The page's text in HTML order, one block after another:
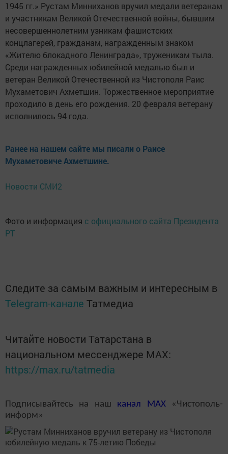
1945 гг.» Рустам Минниханов вручил медали ветеранам
и участникам Великой Отечественной войны, бывшим
несовершеннолетним узникам фашистских
концлагерей, гражданам, награжденным знаком
«Жителю блокадного Ленинграда», труженикам тыла.
Среди награжденных юбилейной медалью был и
ветеран Великой Отечественной из Чистополя Раис
Мухаметович Ахметшин. Торжественное мероприятие
проходило в день его рождения. 20 февраля ветерану
исполнилось 94 года.
Ранее на нашем сайте мы писали о Раисе
Мухаметовиче Ахметшине.
Новости СМИ2
Фото и информация с официального сайта Президента
РТ
Следите за самым важным и интересным в
Telegram-канале Татмедиа
Читайте новости Татарстана в
национальном мессенджере MАХ:
https://max.ru/tatmedia
Подписывайтесь на наш канал MAX«Чистополь-
информ»